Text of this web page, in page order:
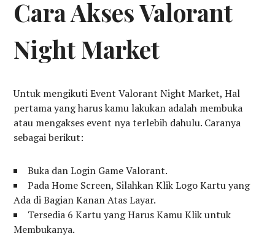
Cara Akses Valorant
Night Market
Untuk mengikuti Event Valorant Night Market, Hal
pertama yang harus kamu lakukan adalah membuka
atau mengakses event nya terlebih dahulu. Caranya
sebagai berikut:
Buka dan Login Game Valorant.
Pada Home Screen, Silahkan Klik Logo Kartu yang
Ada di Bagian Kanan Atas Layar.
Tersedia 6 Kartu yang Harus Kamu Klik untuk
Membukanya.